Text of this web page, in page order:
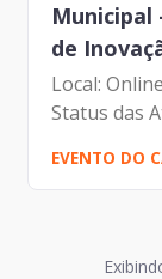
Municipal
de
Local:
Status das
Tomiatto de
EVENTO DO